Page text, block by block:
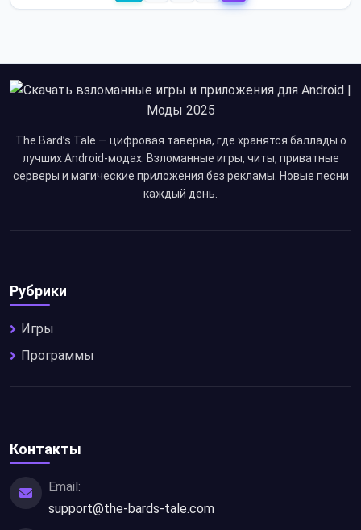
The Bard’s Tale — цифровая таверна, где хранятся баллады о
лучших Android-модах. Взломанные игры, читы, приватные
серверы и магические приложения без рекламы. Новые песни
каждый день.
Рубрики
Игры
Программы
Контакты
Email:
support@the-bards-tale.com